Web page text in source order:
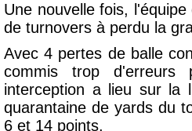
Une nouvelle fois,
de turnovers à perdu la
Avec 4 pertes de balle
commis trop d'erreurs
interception a lieu sur la
quarantaine de yards du
6 et 14 points.